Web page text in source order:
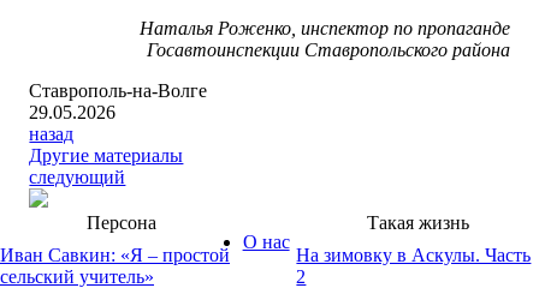
Наталья Роженко, инспектор по пропаганде
Госавтоинспекции Ставропольского района
Ставрополь-на-Волге
29.05.2026
назад
Другие материалы
следующий
Персона
Иван Савкин: «Я – простой
сельский учитель»
Такая жизнь
На зимовку в Аскулы. Часть
2
О нас